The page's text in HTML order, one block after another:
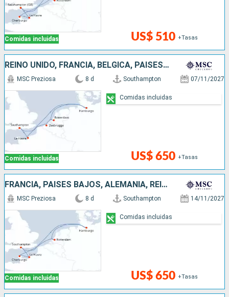
Comidas incluidas US$ 510 +Tasas
REINO UNIDO, FRANCIA, BÉLGICA, PAISES BAJOS, ALEMANIA
Comidas incluidas
MSC Preziosa 8 d Southampton 07/11/2027
US$ 650 +Tasas
Comidas incluidas
FRANCIA, PAISES BAJOS, ALEMANIA, REINO UNIDO
Comidas incluidas
MSC Preziosa 8 d Southampton 14/11/2027
US$ 650 +Tasas
Comidas incluidas